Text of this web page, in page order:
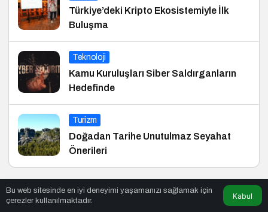
Türkiye’deki Kripto Ekosistemiyle İlk
Buluşma
Teknoloji
Kamu Kuruluşları Siber Saldırganların
Hedefinde
Turizm
Doğadan Tarihe Unutulmaz Seyahat
Önerileri
Bu web sitesinde en iyi deneyimi yaşamanızı sağlamak için
çerezler kullanılmaktadır.
Kabul